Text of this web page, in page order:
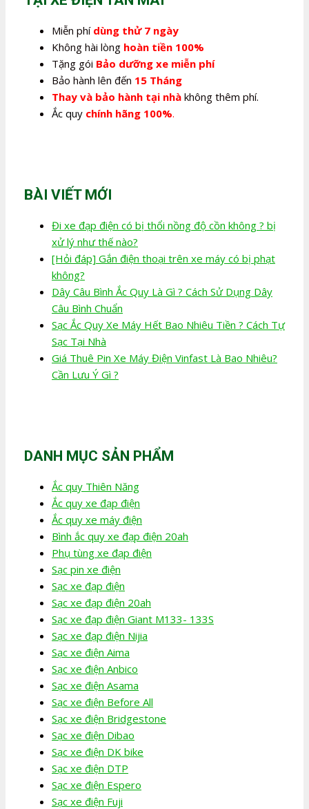
Miễn phí dùng thử 7 ngày
Không hài lòng hoàn tiền 100%
Tặng gói Bảo dưỡng xe miễn phí
Bảo hành lên đến 15 Tháng
Thay và bảo hành tại nhà không thêm phí.
Ắc quy chính hãng 100%.
BÀI VIẾT MỚI
Đi xe đạp điện có bị thổi nồng độ cồn không ? bị
xử lý như thế nào?
[Hỏi đáp] Gắn điện thoại trên xe máy có bị phạt
không?
Dây Câu Bình Ắc Quy Là Gì ? Cách Sử Dụng Dây
Câu Bình Chuẩn
Sạc Ắc Quy Xe Máy Hết Bao Nhiêu Tiền ? Cách Tự
Sạc Tại Nhà
Giá Thuê Pin Xe Máy Điện Vinfast Là Bao Nhiêu?
Cần Lưu Ý Gì ?
DANH MỤC SẢN PHẨM
Ắc quy Thiên Năng
Ắc quy xe đạp điện
Ắc quy xe máy điện
Bình ắc quy xe đạp điện 20ah
Phụ tùng xe đạp điện
Sạc pin xe điện
Sạc xe đạp điện
Sạc xe đạp điện 20ah
Sạc xe đạp điện Giant M133- 133S
Sạc xe đạp điện Nijia
Sạc xe điện Aima
Sạc xe điện Anbico
Sạc xe điện Asama
Sạc xe điện Before All
Sạc xe điện Bridgestone
Sạc xe điện Dibao
Sạc xe điện DK bike
Sạc xe điện DTP
Sạc xe điện Espero
Sạc xe điện Fuji